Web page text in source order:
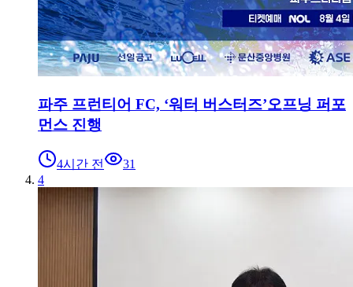
파주 프런티어 FC, ‘워터 버스터즈’오프닝 퍼포
먼스 진행
4시간 전
31
4